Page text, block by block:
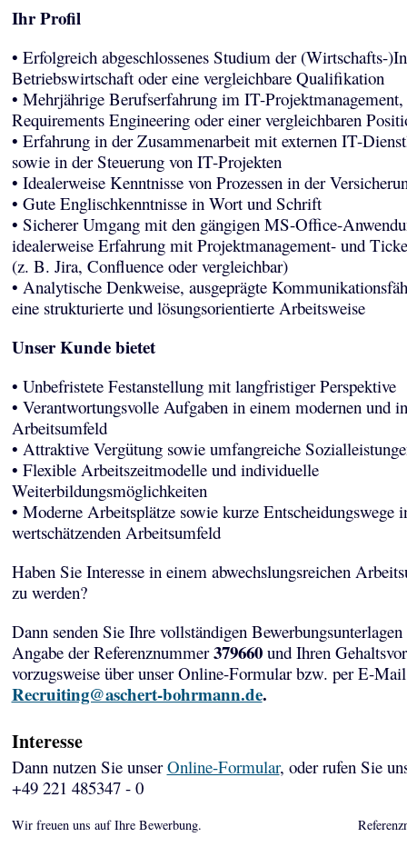
Ihr Profil
• Erfolgreich abgeschlossenes Studium der (Wirtschafts-
Betriebswirtschaft oder eine vergleichbare Qualifikation
• Mehrjährige Berufserfahrung im IT-Projektmanagement,
Requirements Engineering oder einer vergleichbaren
• Erfahrung in der Zusammenarbeit mit externen IT-
sowie in der Steuerung von IT-Projekten
• Idealerweise Kenntnisse von Prozessen in der
• Gute Englischkenntnisse in Wort und Schrift
• Sicherer Umgang mit den gängigen MS-Office-
idealerweise Erfahrung mit Projektmanagement- und
(z. B. Jira, Confluence oder vergleichbar)
• Analytische Denkweise, ausgeprägte
eine strukturierte und lösungsorientierte Arbeitsweise
Unser Kunde bietet
• Unbefristete Festanstellung mit langfristiger Perspektive
• Verantwortungsvolle Aufgaben in einem modernen und
Arbeitsumfeld
• Attraktive Vergütung sowie umfangreiche
• Flexible Arbeitszeitmodelle und individuelle
Weiterbildungsmöglichkeiten
• Moderne Arbeitsplätze sowie kurze Entscheidungswege
wertschätzenden Arbeitsumfeld
Haben Sie Interesse in einem abwechslungsreichen
zu werden?
Dann senden Sie Ihre vollständigen Bewerbungsunterlagen
Angabe der Referenznummer379660und Ihren
vorzugsweise über unser Online-Formular bzw. per E-
Recruiting@aschert-bohrmann.de.
Interesse
Dann nutzen Sie unserOnline-Formular, oder rufen Sie
+49 221 485347 - 0
Wir freuen uns auf Ihre Bewerbung.